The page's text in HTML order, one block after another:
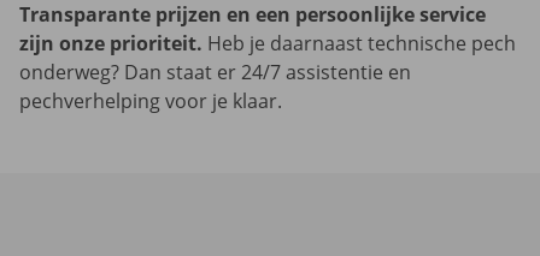
Transparante prijzen en een persoonlijke service
zijn onze prioriteit. Heb je daarnaast technische pech
onderweg? Dan staat er 24/7 assistentie en
pechverhelping voor je klaar.